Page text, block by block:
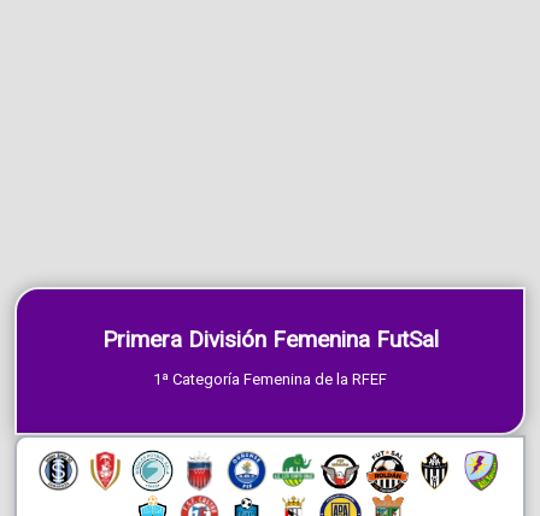
Primera División Femenina FutSal
1ª Categoría Femenina de la RFEF